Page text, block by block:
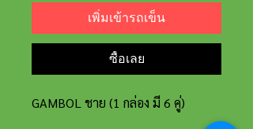
เพิ่มเข้ารถเข็น
ซื้อเลย
GAMBOL ชาย (1 กล่อง มี 6 คู่)